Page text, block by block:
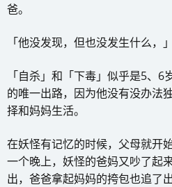
爸。
「他没发现，但也没发生什么，
「自杀」和「下毒」似乎是5、
的唯一出路，因为他没有没办法
择和妈妈生活。
在妖怪有记忆的时候，父母就开
一个晚上，妖怪的爸妈又吵了起
出，爸爸拿起妈妈的挎包也追了出